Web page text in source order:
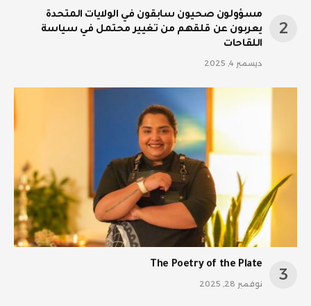
مسؤولون صحيون سابقون في الولايات المتحدة
يعربون عن قلقهم من تغيير محتمل في سياسة
اللقاحات
ديسمبر 4, 2025
The Poetry of the Plate
نوفمبر 28, 2025